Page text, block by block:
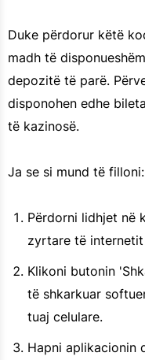
Duke përdorur këtë
madh të
depozitë të parë.
disponohen edhe
të kazinosë.
Ja se si mund të filloni:
Përdorni lidhjet në
zyrtare të internetit
Klikoni butonin
të shkarkuar
tuaj celulare.
Hapni aplikacionin